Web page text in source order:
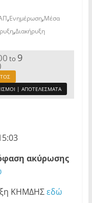
,Ενημέρωση,Μέσα
,Διακήρυξη
to 9
| ΑΠΟΤΕΛΕΣΜΑΤΑ
ακύρωσης
ΚΗΜΔΗΣεδώ